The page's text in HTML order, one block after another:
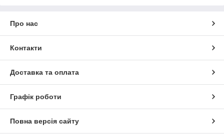
Про нас
Контакти
Доставка та оплата
Графік роботи
Повна версія сайту